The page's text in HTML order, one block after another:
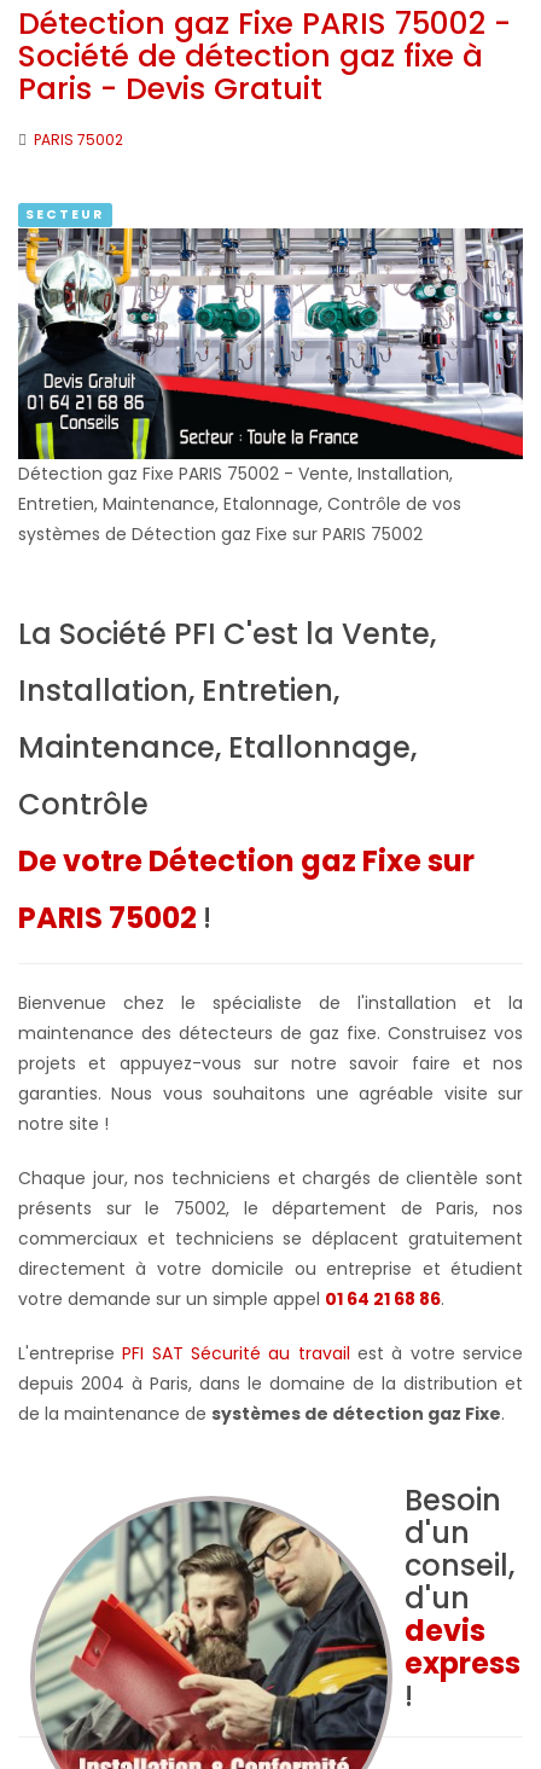
Détection gaz Fixe PARIS 75002 -
Société de détection gaz fixe à
Paris - Devis Gratuit
PARIS 75002
SECTEUR
Détection gaz Fixe PARIS 75002 - Vente, Installation,
Entretien, Maintenance, Etalonnage, Contrôle de vos
systèmes de Détection gaz Fixe sur PARIS 75002
La Société PFI C'est la Vente,
Installation, Entretien,
Maintenance, Etallonnage,
Contrôle
De votre Détection gaz Fixe sur
PARIS 75002 !
Bienvenue chez le spécialiste de l'installation et la
maintenance des détecteurs de gaz fixe. Construisez vos
projets et appuyez-vous sur notre savoir faire et nos
garanties. Nous vous souhaitons une agréable visite sur
notre site !
Chaque jour, nos techniciens et chargés de clientèle sont
présents sur le 75002, le département de Paris, nos
commerciaux et techniciens se déplacent gratuitement
directement à votre domicile ou entreprise et étudient
votre demande sur un simple appel 01 64 21 68 86.
L'entreprisePFI SAT Sécurité au travail est à votre service
depuis 2004 à Paris, dans le domaine de la distribution et
de la maintenance de systèmes de détection gaz Fixe.
Besoin
d'un
conseil,
d'un
devis
express
!